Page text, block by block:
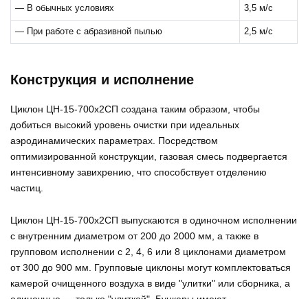
— В обычных условиях 3,5 м/с
— При работе с абразивной пылью 2,5 м/с
Конструкция и исполнение
Циклон ЦН-15-700х2СП создана таким образом, чтобы
добиться высокий уровень очистки при идеальных
аэродинамических параметрах. Посредством
оптимизированной конструкции, газовая смесь подвергается
интенсивному завихрению, что способствует отделению
частиц.
Циклон ЦН-15-700х2СП выпускаются в одиночном исполнении
с внутренним диаметром от 200 до 2000 мм, а также в
групповом исполнении с 2, 4, 6 или 8 циклонами диаметром
от 300 до 900 мм. Групповые циклоны могут комплектоваться
камерой очищенного воздуха в виде "улитки" или сборника, а